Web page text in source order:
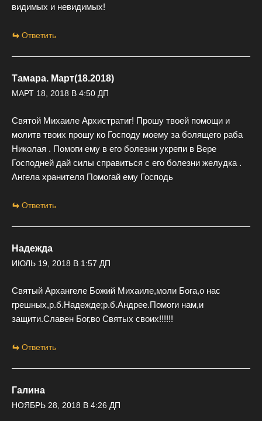
видимых и невидимых!
Ответить
Тамара. Март(18.2018)
МАРТ 18, 2018 В 4:50 ДП
Святой Михаиле Архистратиг! Прошу твоей помощи и
молитв твоих прошу ко Господу моему за болящего раба
Николая . Помоги ему в его болезни укрепи в Вере
Господней дай силы справиться с его болезни желудка .
Ангела хранителя Помогай ему Господь
Ответить
Надежда
ИЮЛЬ 19, 2018 В 1:57 ДП
Святый Архангеле Божий Михаиле,моли Бога,о нас
грешных,р.б.Надежде;р.б.Андрее.Помоги нам,и
защити.Славен Бог,во Святых своих!!!!!!
Ответить
Галина
НОЯБРЬ 28, 2018 В 4:26 ДП